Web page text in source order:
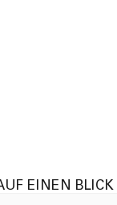
EINEN BLICK